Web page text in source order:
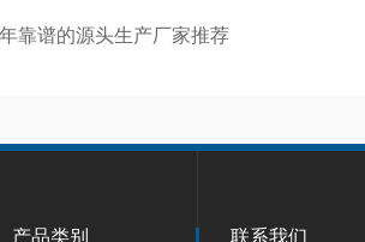
靠谱的源头生产厂家推荐
产品类别 联系我们